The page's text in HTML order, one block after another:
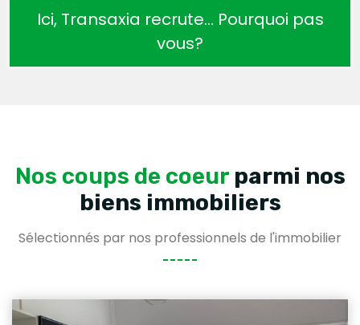
Ici, Transaxia recrute… Pourquoi pas
vous?
Nos coups de coeur parmi nos
biens immobiliers
Sélectionnés par nos professionnels de l'immobilier